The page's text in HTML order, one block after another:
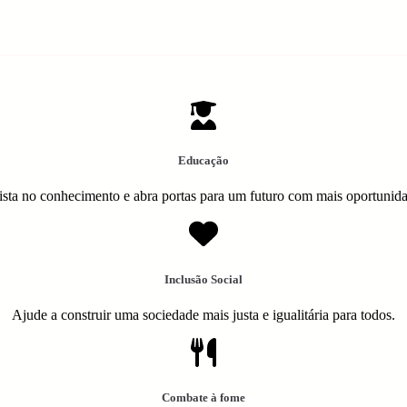
Educação
no conhecimento e abra portas para um futuro com mais
Inclusão Social
Ajude a construir uma sociedade mais justa e igualitária para todos.
Combate à fome